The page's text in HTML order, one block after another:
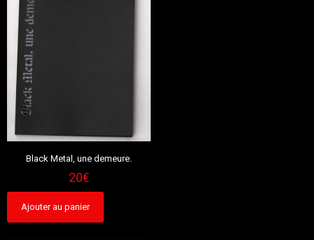
Black Metal, une demeure.
20€
Ajouter au panier